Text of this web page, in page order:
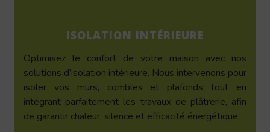
ISOLATION INTÉRIEURE
Optimisez le confort de votre maison avec nos
solutions d’isolation intérieure. Nous intervenons pour
isoler vos murs, combles et plafonds tout en
intégrant parfaitement les travaux de plâtrerie, afin
de garantir chaleur, silence et efficacité énergétique.